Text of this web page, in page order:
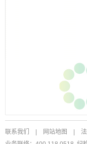
联系我们 网站地图